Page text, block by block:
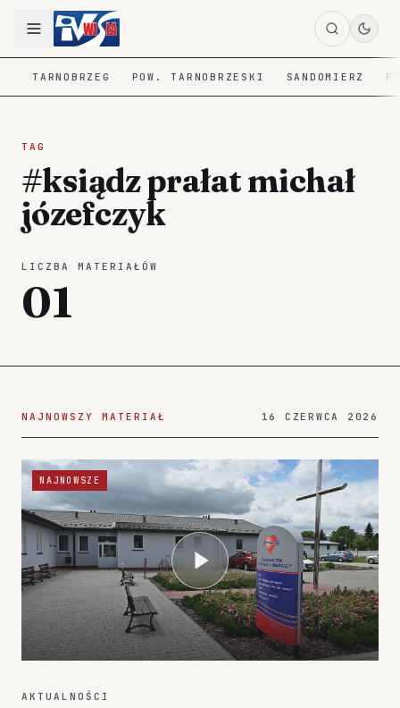
TARNOBRZEG POW. TARNOBRZESKI SANDOMIERZ
TAG
#ksiądz prałat michał
józefczyk
LICZBA MATERIAŁÓW
01
NAJNOWSZY MATERIAŁ 16 CZERWCA 2026
NAJNOWSZE
AKTUALNOŚCI